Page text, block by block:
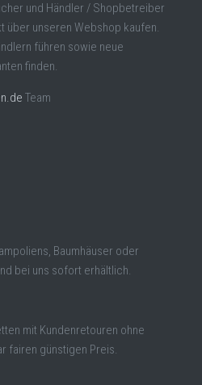
und Händler / Shopbetreiber
über unseren Webshop kaufen.
führen sowie neue
finden.
Team
Baumhäuser oder
bei uns sofort erhältlich.
mit Kundenretouren ohne
fairen günstigen Preis.